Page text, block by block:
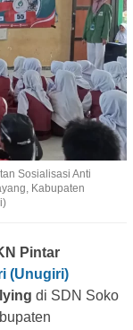
Sosialisasi Anti
Kabupaten
Pintar
(Unugiri)
di SDN Soko